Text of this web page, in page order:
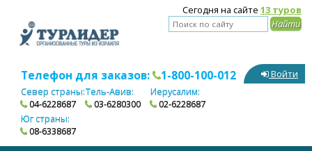
Сегодня на сайте 13 туров
Телефон для заказов: 1-800-100-012
Север страны:
04-6228687
Тель-Авив:
03-6280300
Иерусалим:
02-6228687
Юг страны:
08-6338687
Войти